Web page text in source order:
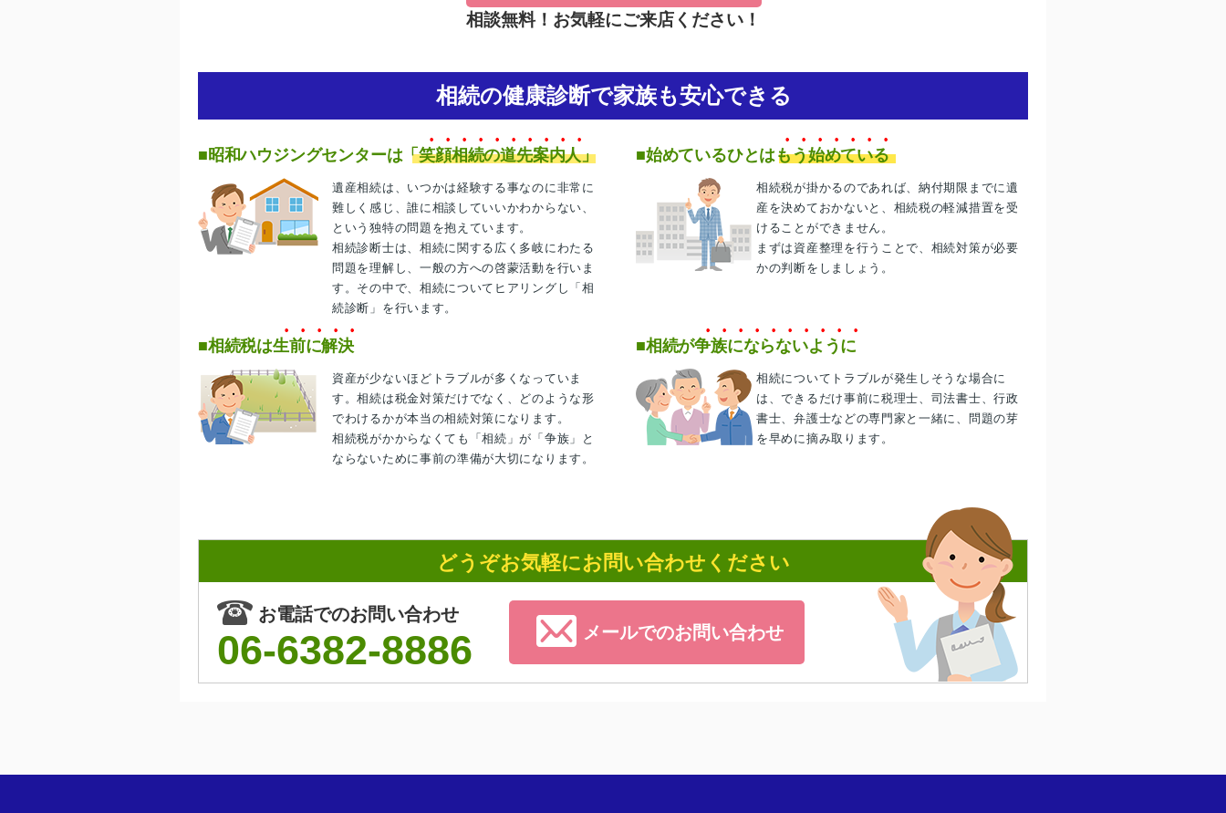
相談無料！お気軽にご来店ください！
相続の健康診断で家族も安心できる
■昭和ハウジングセンターは「笑顔相続の道先案内人」
遺産相続は、いつかは経験する事なのに非常に
難しく感じ、誰に相談していいかわからない、
という独特の問題を抱えています。
相続診断士は、相続に関する広く多岐にわたる
問題を理解し、一般の方への啓蒙活動を行いま
す。その中で、相続についてヒアリングし「相
続診断」を行います。
■始めているひとはもう始めている
相続税が掛かるのであれば、納付期限までに遺
産を決めておかないと、相続税の軽減措置を受
けることができません。
まずは資産整理を行うことで、相続対策が必要
かの判断をしましょう。
■相続税は生前に解決
資産が少ないほどトラブルが多くなっていま
す。相続は税金対策だけでなく、どのような形
でわけるかが本当の相続対策になります。
相続税がかからなくても「相続」が「争族」と
ならないために事前の準備が大切になります。
■相続が争族にならないように
相続についてトラブルが発生しそうな場合に
は、できるだけ事前に税理士、司法書士、行政
書士、弁護士などの専門家と一緒に、問題の芽
を早めに摘み取ります。
どうぞお気軽にお問い合わせください
お電話でのお問い合わせ
06-6382-8886 メールでのお問い合わせ